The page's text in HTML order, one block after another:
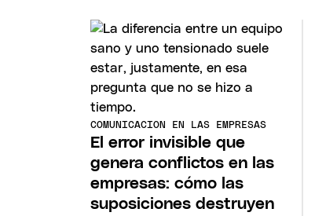
COMUNICACION EN LAS EMPRESAS
El error invisible que
genera conflictos en las
empresas: cómo las
suposiciones destruyen